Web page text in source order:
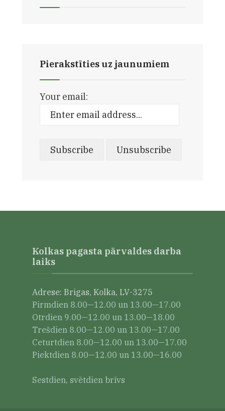
Pierakstīties uz jaunumiem
Your email:
Kolkas pagasta pārvaldes darba
laiks
Adrese: Brigas, Kolka, LV-3275
Pirmdien 8.00—12.00 un 13.00—17.00
Otrdien 9.00—12.00 un 13.00—18.00
Trešdien 8.00—12.00 un 13.00—17.00
Ceturtdien 8.00—12.00 un 13.00—17.00
Piektdien 8.00—12.00 un 13.00—16.00
Sestdien, svētdien brīvs